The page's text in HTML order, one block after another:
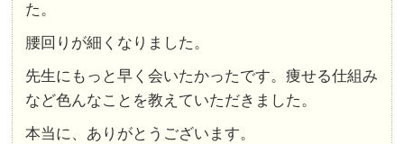
た。
腰回りが細くなりました。
先生にもっと早く会いたかったです。痩せる仕組み
など色んなことを教えていただきました。
本当に、ありがとうございます。